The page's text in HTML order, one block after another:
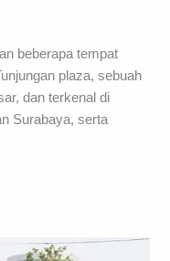
beberapa tempat
plaza, sebuah
dan terkenal di
Surabaya, serta